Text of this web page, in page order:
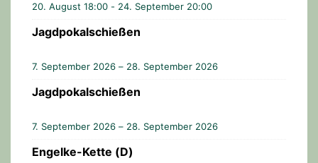
20. August 18:00 - 24. September 20:00
Jagdpokalschießen
7. September 2026 – 28. September 2026
Jagdpokalschießen
7. September 2026 – 28. September 2026
Engelke-Kette (D)